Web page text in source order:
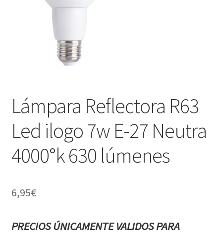
Lámpara Reflectora R63
Led ilogo 7w E-27 Neutra
4000°k 630 lúmenes
6,95€
PRECIOS ÚNICAMENTE VALIDOS PARA